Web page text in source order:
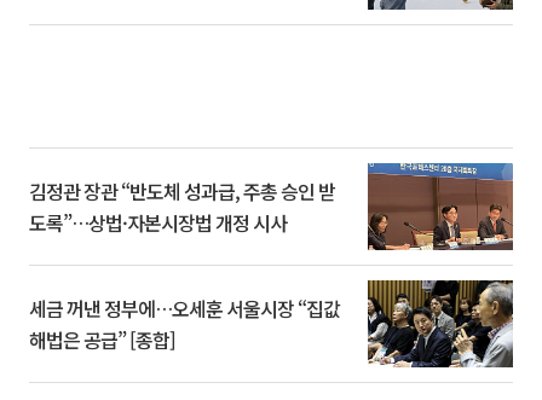
김정관 장관 “반도체 성과급, 주총 승인 받
도록”…상법·자본시장법 개정 시사
세금 꺼낸 정부에…오세훈 서울시장 “집값
해법은 공급” [종합]